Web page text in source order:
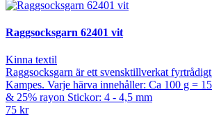
Raggsocksgarn 62401 vit
Kinna textil
Raggsocksgarn är ett svensktillverkat
Kampes. Varje härva innehåller: Ca 100 g =
& 25% rayon Stickor: 4 - 4,5 mm
75 kr